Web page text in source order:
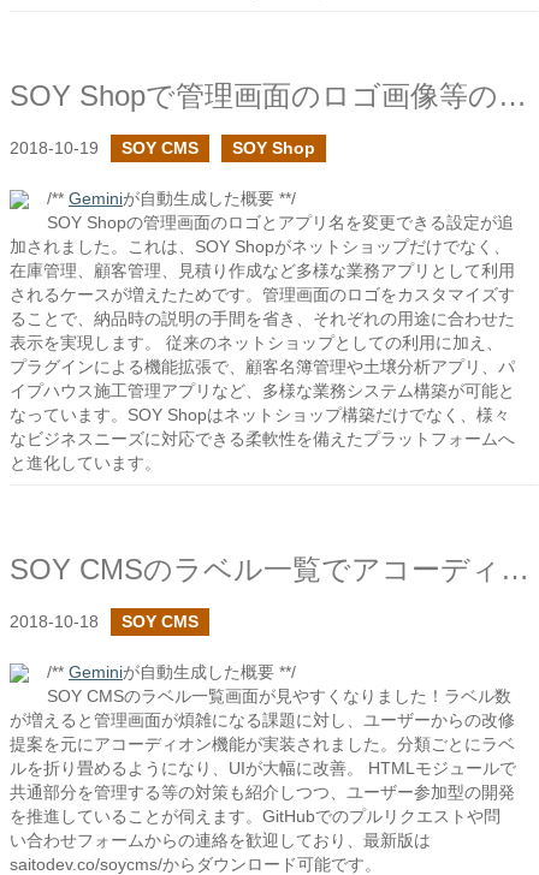
SOY Shopで管理画面のロゴ画像等の設定を設けました
2018-10-19 SOY CMS SOY Shop
/** Geminiが自動生成した概要 **/
SOY Shopの管理画面のロゴとアプリ名を変更できる設定が追
加されました。これは、SOY Shopがネットショップだけでなく、
在庫管理、顧客管理、見積り作成など多様な業務アプリとして利用
されるケースが増えたためです。管理画面のロゴをカスタマイズす
ることで、納品時の説明の手間を省き、それぞれの用途に合わせた
表示を実現します。 従来のネットショップとしての利用に加え、
プラグインによる機能拡張で、顧客名簿管理や土壌分析アプリ、パ
イプハウス施工管理アプリなど、多様な業務システム構築が可能と
なっています。SOY Shopはネットショップ構築だけでなく、様々
なビジネスニーズに対応できる柔軟性を備えたプラットフォームへ
と進化しています。
SOY CMSのラベル一覧でアコーディオンの機能を追加しました
2018-10-18 SOY CMS
/** Geminiが自動生成した概要 **/
SOY CMSのラベル一覧画面が見やすくなりました！ラベル数
が増えると管理画面が煩雑になる課題に対し、ユーザーからの改修
提案を元にアコーディオン機能が実装されました。分類ごとにラベ
ルを折り畳めるようになり、UIが大幅に改善。 HTMLモジュールで
共通部分を管理する等の対策も紹介しつつ、ユーザー参加型の開発
を推進していることが伺えます。GitHubでのプルリクエストや問
い合わせフォームからの連絡を歓迎しており、最新版は
saitodev.co/soycms/からダウンロード可能です。